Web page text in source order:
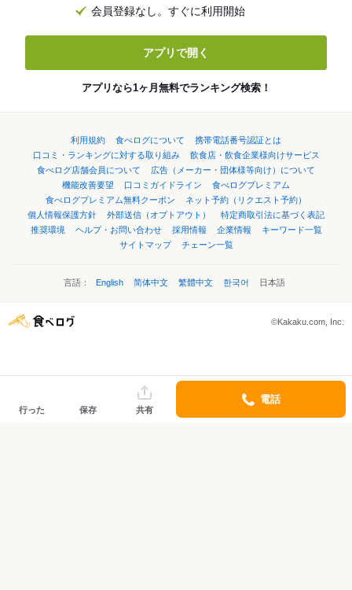
会員登録なし。すぐに利用開始
アプリで開く
アプリなら1ヶ月無料でランキング検索！
利用規約 食べログについて
携帯電話番号認証とは
口コミ・ランキングに対する取り組み
飲食店・飲食企業様向けサービス
食べログ店舗会員について
広告（メーカー・団体様等向け）について
機能改善要望
口コミガイドライン
食べログプレミアム
食べログプレミアム無料クーポン
ネット予約（リクエスト予約）
個人情報保護方針
外部送信（オプトアウト）
特定商取引法に基づく表記
推奨環境
ヘルプ・お問い合わせ 採用情報 企業情報
キーワード一覧
サイトマップ
チェーン一覧
言語： English 简体中文 繁體中文 한국어 日本語
©Kakaku.com, Inc.
行った 保存 共有
電話